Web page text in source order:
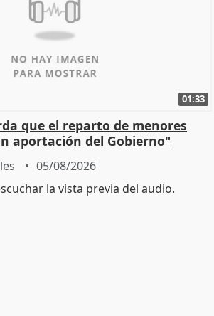
01:33
que el reparto de menores
aportación del Gobierno"
05/08/2026